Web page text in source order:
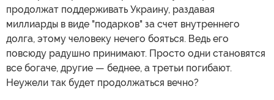
продолжат поддерживать Украину, раздавая
миллиарды в виде "подарков" за счет внутреннего
долга, этому человеку нечего бояться. Ведь его
повсюду радушно принимают. Просто одни становятся
все богаче, другие — беднее, а третьи погибают.
Неужели так будет продолжаться вечно?